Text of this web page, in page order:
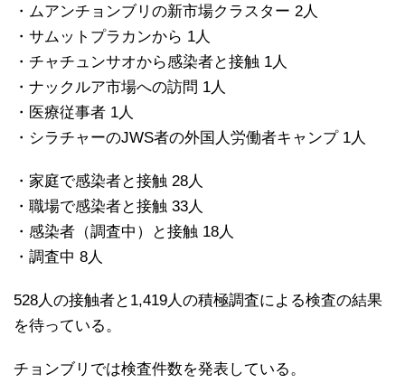
・ムアンチョンブリの新市場クラスター 2人
・サムットプラカンから 1人
・チャチュンサオから感染者と接触 1人
・ナックルア市場への訪問 1人
・医療従事者 1人
・シラチャーのJWS者の外国人労働者キャンプ 1人
・家庭で感染者と接触 28人
・職場で感染者と接触 33人
・感染者（調査中）と接触 18人
・調査中 8人
528人の接触者と1,419人の積極調査による検査の結果
を待っている。
チョンブリでは検査件数を発表している。